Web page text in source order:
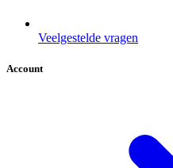
Veelgestelde vragen
Account